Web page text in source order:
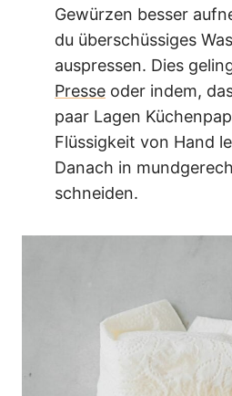
Gewürzen besser
du überschüssiges
auspressen. Dies
Presse oder indem,
paar Lagen
Flüssigkeit von Hand
Danach in
schneiden.